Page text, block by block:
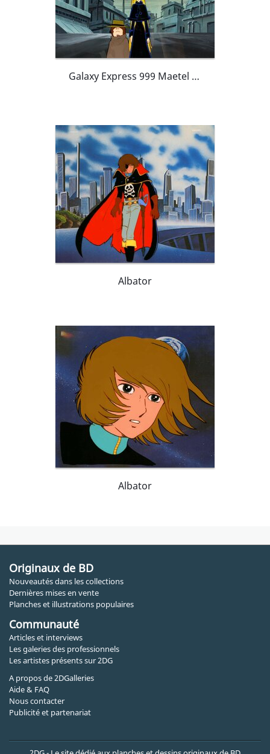
Galaxy Express 999 Maetel Tetsuro Hoshino cellulo de production et "Master Background" originaux (Toei Animation, 1978)
Albator
Albator
Originaux de BD
Nouveautés dans les collections
Dernières mises en vente
Planches et illustrations populaires
Communauté
Articles et interviews
Les galeries des professionnels
Les artistes présents sur 2DG
A propos de 2DGalleries
Aide & FAQ
Nous contacter
Publicité et partenariat